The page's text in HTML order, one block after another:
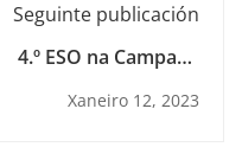
Seguinte publicación
4.º ESO na Campaña
Xaneiro 12, 2023